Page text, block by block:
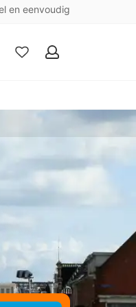
en eenvoudig
Mijn